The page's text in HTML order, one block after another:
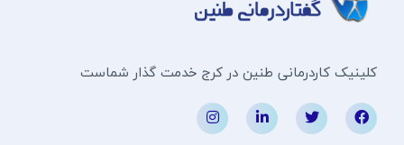
کلینیک کاردرمانی طنین در کرج خدمت گذار شماست